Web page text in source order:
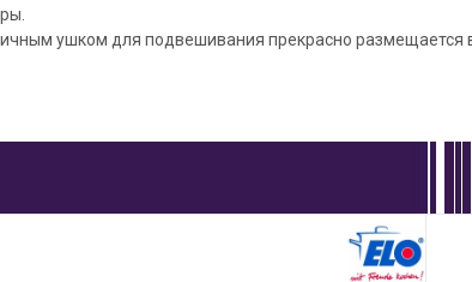
ушком для подвешивания прекрасно размещается